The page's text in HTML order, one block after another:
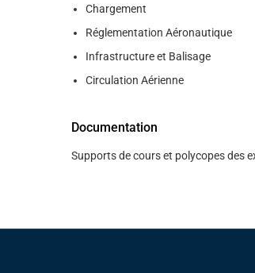
Chargement
Réglementation Aéronautique
Infrastructure et Balisage
Circulation Aérienne
Documentation
Supports de cours et polycopes des